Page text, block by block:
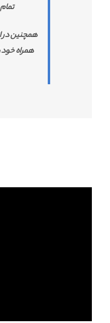
همچنین در
همراه خود